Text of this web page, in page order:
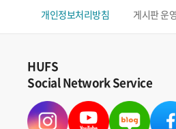
개인정보처리방침 게시판 운
HUFS
Social Network Service